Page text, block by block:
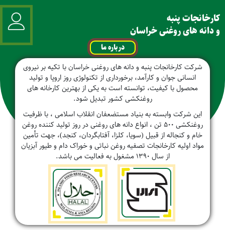
کارخانجات پنبه
و دانه های روغنی خراسان
درباره ما
شرکت کارخانجات پنبه و دانه های روغنی خراسان با تکیه بر نیروی
انسانی جوان و کارآمد، برخورداری از تکنولوژی روز اروپا و تولید
محصول با کیفیت، توانسته است به یکی از بهترین کارخانه های
روغنکشی کشور تبدیل شود.
این شرکت وابسته به بنیاد مستضعفان انقلاب اسلامی ، با ظرفیت
روغنکشی 500 تن ، انواع دانه های روغنی در روز تولید کننده روغن
خام و کنجاله از قبیل (سویا، کلزا، آفتابگردان، کنجد)، جهت تأمین
مواد اولیه کارخانجات تصفیه روغن نباتی و خوراک دام و طیور آبزیان
از سال 1390 مشغول به فعالیت می باشد.